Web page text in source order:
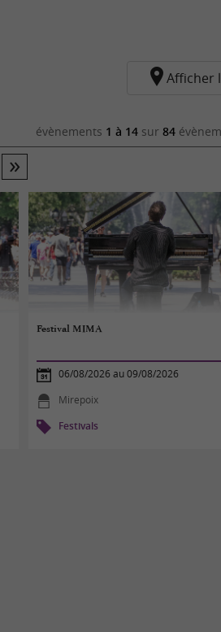
Afficher
évènements 1 à 14 sur 84
Festival MIMA
06/08/2026 au 09/08/2026
Mirepoix
Festivals